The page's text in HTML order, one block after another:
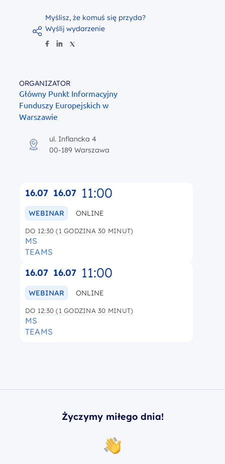
Myślisz, że komuś się przyda?
Wyślij wydarzenie
16.07 16.07 11:00
WEBINAR ONLINE
DO 12:30 (1 GODZINA 30 MINUT)
MS
TEAMS
16.07 16.07 11:00
WEBINAR ONLINE
DO 12:30 (1 GODZINA 30 MINUT)
MS
TEAMS
ORGANIZATOR
Główny Punkt Informacyjny
Funduszy Europejskich w
Warszawie
ul. Inflancka 4
00-189 Warszawa
Życzymy miłego dnia!